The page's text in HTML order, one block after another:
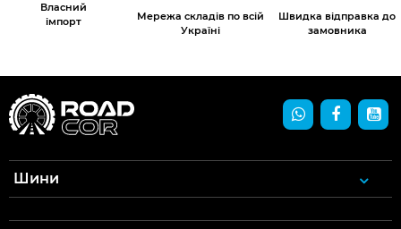
Власний
імпорт
Мережа складів по всій
Україні
Швидка відправка до
замовника
Шини